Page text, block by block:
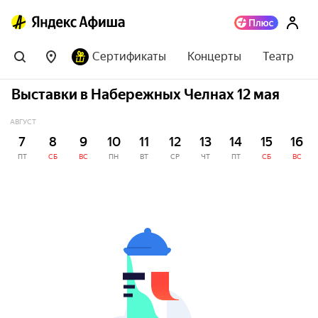
Сертификаты Концерты Театр
Выставки в Набережных Челнах 12 мая
АВГУСТ
7
ПТ
8
СБ
9
ВС
10
ПН
11
ВТ
12
СР
13
ЧТ
14
ПТ
15
СБ
16
ВС